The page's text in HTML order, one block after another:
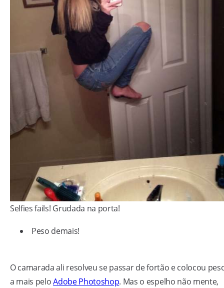
Selfies fails! Grudada na porta!
Peso demais!
O camarada ali resolveu se passar de fortão e colocou
a mais peloAdobe Photoshop. Mas o espelho não mente,